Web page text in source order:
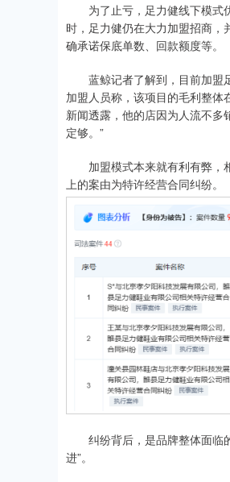
为了止亏，足力健线下模式优
时，足力健仍在大力加盟招商
确承诺保底单数、回款额度等。
蓝鲸记者了解到，目前加盟足
加盟人员称，该项目的毛利整
新闻透露，他的店因为人流不多
定够。”
加盟模式本来就有利有弊，相
上的案由为特许经营合同纠纷。
纠纷背后，是品牌整体面临的
进”。